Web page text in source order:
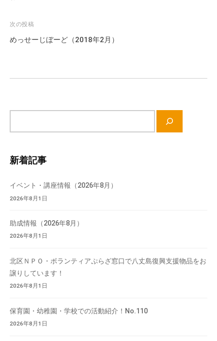
ビ
ゲ
ョ
次の投稿
めっせーじぼーど（2018年2月）
検
新着記事
イベント・講座情報（2026年8月）
2026年8月1日
助成情報（2026年8月）
2026年8月1日
北区ＮＰＯ・ボランティアぷらざ窓口で八丈島復興支援物品をお
譲りしています！
2026年8月1日
保育園・幼稚園・学校での活動紹介！No.110
2026年8月1日